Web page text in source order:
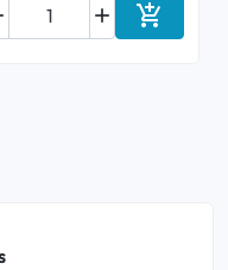
 Ajouter